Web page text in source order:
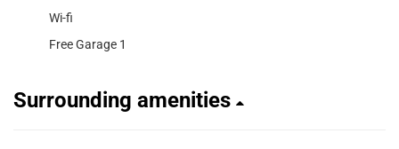
Wi-fi
Free Garage 1
Surrounding amenities